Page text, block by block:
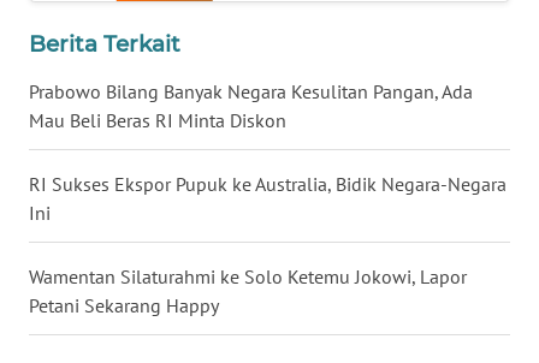
Berita Terkait
Prabowo Bilang Banyak Negara Kesulitan Pangan, Ada
Mau Beli Beras RI Minta Diskon
RI Sukses Ekspor Pupuk ke Australia, Bidik Negara-Negara
Ini
Wamentan Silaturahmi ke Solo Ketemu Jokowi, Lapor
Petani Sekarang Happy
WN
WN
BENGKULU
LAMPUNG
WN
JATENG